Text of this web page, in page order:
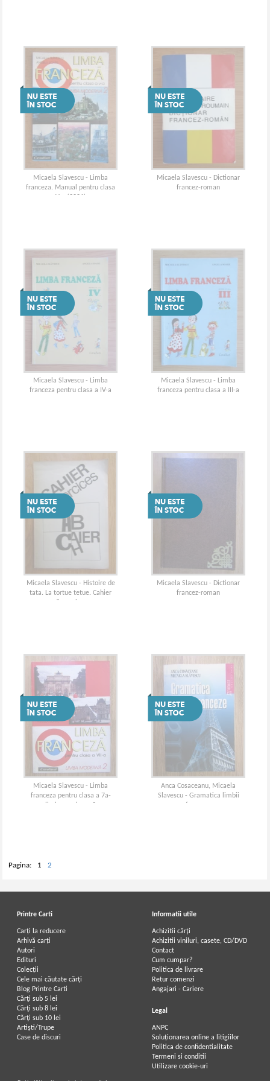
Micaela Slavescu - Limba
franceza. Manual pentru clasa
V-a (2001)
Micaela Slavescu - Dictionar
francez-roman
Micaela Slavescu - Limba
franceza pentru clasa a IV-a
Micaela Slavescu - Limba
franceza pentru clasa a III-a
Micaela Slavescu - Histoire de
tata. La tortue tetue. Cahier
d'exercices
Micaela Slavescu - Dictionar
francez-roman
Micaela Slavescu - Limba
franceza pentru clasa a 7a-
limba moderna 2
Anca Cosaceanu, Micaela
Slavescu - Gramatica limbii
franceze
Pagina: 1 2
Printre Carti
Carți la reducere
Arhivă carți
Autori
Edituri
Colecții
Cele mai căutate cărți
Blog Printre Carti
Cărţi sub 5 lei
Cărţi sub 8 lei
Cărţi sub 10 lei
Artiști/Trupe
Case de discuri
Informatii utile
Achizitii cărți
Achizitii viniluri, casete, CD/DVD
Contact
Cum cumpar?
Politica de livrare
Retur comenzi
Angajari - Cariere
Legal
ANPC
Soluționarea online a litigiilor
Politica de confidentialitate
Termeni si conditii
Utilizare cookie-uri